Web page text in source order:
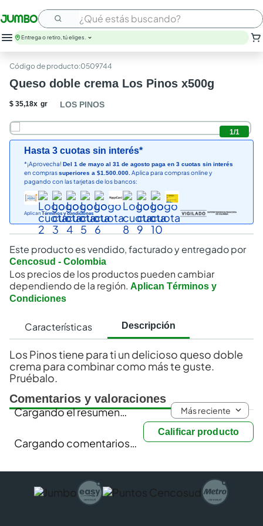
¿Qué estás buscando?
huevos
arroz
papel higienico
aceite
queso
pollo
carne
Entrega o retiro, tú eliges.
:0509744
Queso doble crema Los Pinos x500g
$ 35,18x gr LOS PINOS
1/1
Hasta 3 cuotas sin interés*
*¡Aprovecha! Del 1 de mayo al 31 de agosto paga en 3 cuotas sin interés
en comprassuperiores a $1.500.000. Aplica para compras online y
pagando con las tarjetas de los bancos:
Aplican Términos y condiciones
Este producto es vendido, facturado y entregado por
Cencosud - Colombia
Los precios de los productos pueden cambiar
dependiendo de la región. Aplican Términos y
Condiciones
Características Descripción
Los Pinos tiene para ti un delicioso queso doble
crema para combinar como más te guste.
Pruébalo.
Comentarios y valoraciones
Calificar producto
Cargando el resumen… Más reciente
Cargando comentarios…